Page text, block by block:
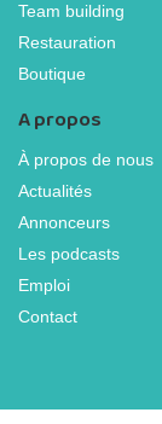
Team building
Restauration
Boutique
A propos
À propos de nous
Actualités
Annonceurs
Les podcasts
Emploi
Contact